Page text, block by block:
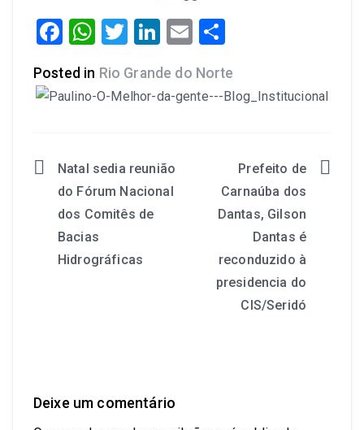
Facebook
WhatsApp
Twitter
LinkedIn
Email
Posted in Rio Grande do Norte
Natal sedia reunião
do Fórum Nacional
dos Comitês de
Bacias
Hidrográficas
Prefeito de
Carnaúba dos
Dantas, Gilson
Dantas é
reconduzido à
presidencia do
CIS/Seridó
Deixe um comentário